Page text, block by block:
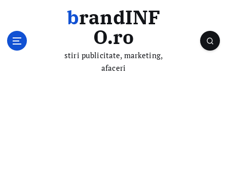
brandINF
O.ro
stiri publicitate, marketing,
afaceri